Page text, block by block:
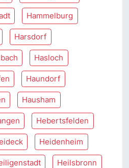
Hammelburg
Harsdorf
Hasloch
Haundorf
Hausham
Hebertsfelden
Heidenheim
Heilsbronn